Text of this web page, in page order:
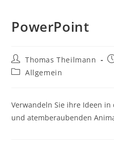
PowerPoint
Thomas Theilmann
Allgemein
Verwandeln Sie ihre Ideen
und atemberaubenden